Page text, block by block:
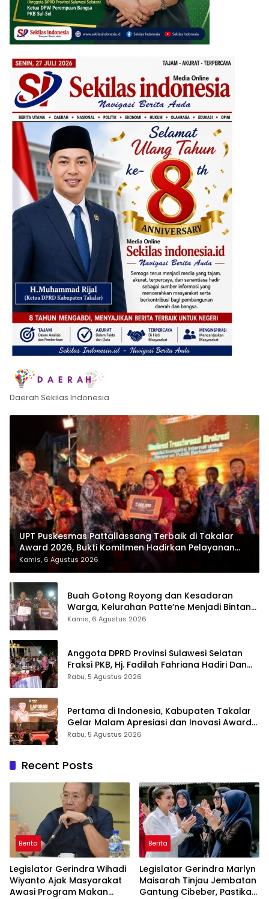
Daerah Sekilas Indonesia
UPT Puskesmas Pattallassang Terbaik di Takalar
Award 2026, Bukti Komitmen Hadirkan Pelayanan
Kesehatan Berkualitas
Kamis, 6 Agustus 2026
Buah Gotong Royong dan Kesadaran
Warga, Kelurahan Patte’ne Menjadi Bintang
Takalar Award 2026
Kamis, 6 Agustus 2026
Anggota DPRD Provinsi Sulawesi Selatan
Fraksi PKB, Hj. Fadilah Fahriana Hadiri Dan
Beri Apresiasi : Takalar Menyalakan Lentera
Rabu, 5 Agustus 2026
Pertama di Indonesia, Kabupaten Takalar
Gelar Malam Apresiasi dan Inovasi Award
2026: Panggung Penghargaan bagi
Rabu, 5 Agustus 2026
Recent Posts
Berita
Legislator Gerindra Wihadi
Wiyanto Ajak Masyarakat
Awasi Program Makan
Berita
Legislator Gerindra Marlyn
Maisarah Tinjau Jembatan
Gantung Cibeber, Pastikan